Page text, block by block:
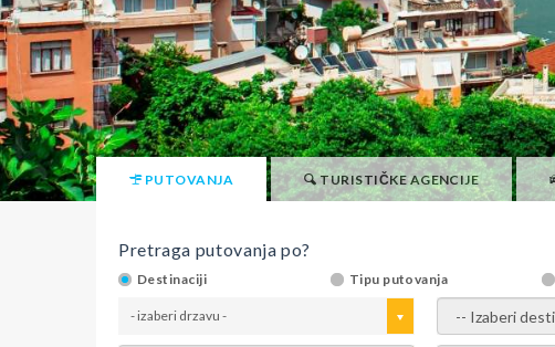
PUTOVANJA TURISTIČKE AGENCIJE
Pretraga putovanja po?
Destinaciji Tipu putovanja
- izaberi drzavu - - izaberi